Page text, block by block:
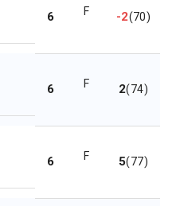
6 F -2(70)
6 F 2(74)
6 F 5(77)